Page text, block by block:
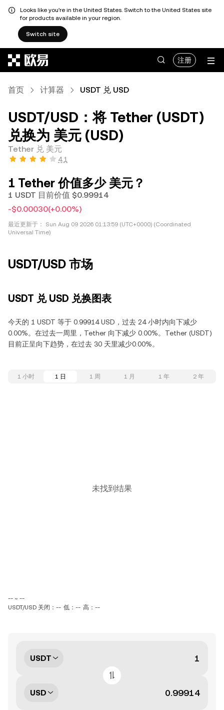
Looks like you're in the United States. Switch to the United States site
for products available in your region.
Switch site
注册
首页 计算器 USDT 兑 USD
USDT/USD：将 Tether (USDT)
兑换为 美元 (USD)
Tether 兑 美元
4.1
1 Tether 价值多少 美元？
1 USDT 目前价值 $0.99914
-$0.00030(+0.00%)
最近更新于：
Sun Aug 09 2026 01:13:59 (UTC+0000) (Coordinated
Universal Time)
USDT/USD 市场
USDT 兑 USD 兑换图表
今天的 1 USDT 等于 0.99914 USD，过去 24 小时内向下减少
0.00%。在过去一周里，Tether 向下减少 0.00%。Tether (USDT)
目前正呈向下趋势，在过去 30 天里减少0.00%。
1 小时 1 日 1 周 1 月 1 年 2 年
未找到结果
-- ~ --
USDT/USD 关闭：-- 低：-- 高：--
USDT
USD